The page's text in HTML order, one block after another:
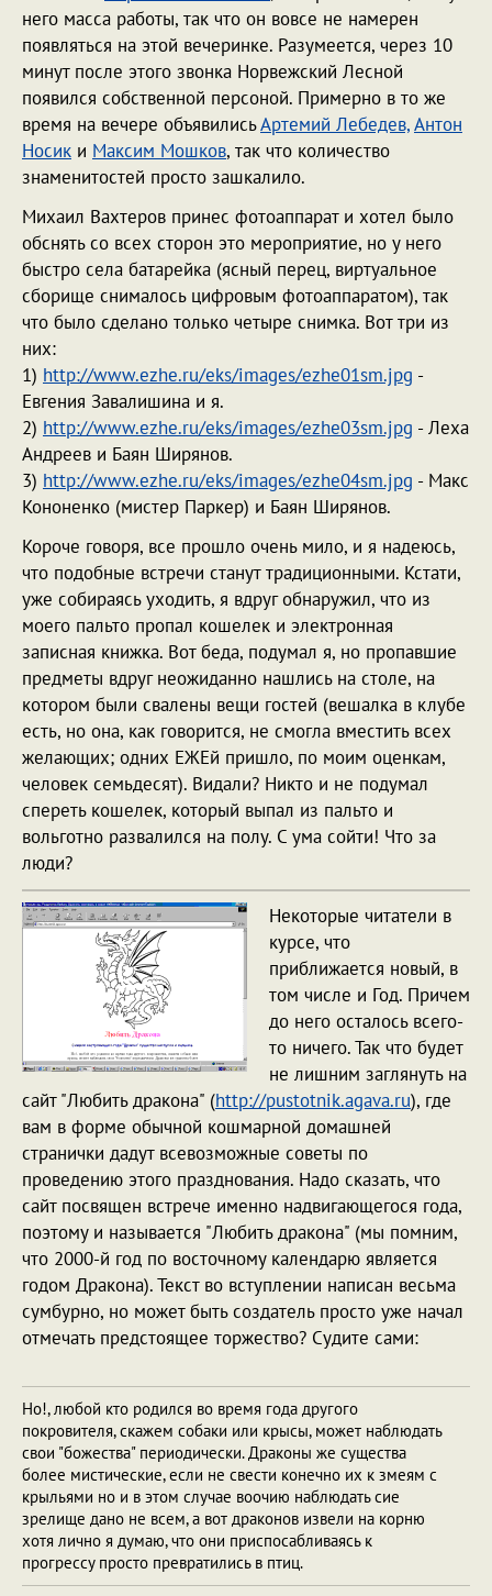
него масса работы, так что он вовсе не намерен
появляться на этой вечеринке. Разумеется, через 10
минут после этого звонка Норвежский Лесной
появился собственной персоной. Примерно в то же
время на вечере объявилисьАртемий Лебедев,Антон
Носик и Максим Мошков, так что количество
знаменитостей просто зашкалило.
Михаил Вахтеров принес фотоаппарат и хотел было
обснять со всех сторон это мероприятие, но у него
быстро села батарейка (ясный перец, виртуальное
сборище снималось цифровым фотоаппаратом), так
что было сделано только четыре снимка. Вот три из
них:
1) http://www.ezhe.ru/eks/images/ezhe01sm.jpg -
Евгения Завалишина и я.
2) http://www.ezhe.ru/eks/images/ezhe03sm.jpg - Леха
Андреев и Баян Ширянов.
3) http://www.ezhe.ru/eks/images/ezhe04sm.jpg - Макс
Кононенко (мистер Паркер) и Баян Ширянов.
Короче говоря, все прошло очень мило, и я надеюсь,
что подобные встречи станут традиционными. Кстати,
уже собираясь уходить, я вдруг обнаружил, что из
моего пальто пропал кошелек и электронная
записная книжка. Вот беда, подумал я, но пропавшие
предметы вдруг неожиданно нашлись на столе, на
котором были свалены вещи гостей (вешалка в клубе
есть, но она, как говорится, не смогла вместить всех
желающих; одних ЕЖЕй пришло, по моим оценкам,
человек семьдесят). Видали? Никто и не подумал
спереть кошелек, который выпал из пальто и
вольготно развалился на полу. С ума сойти! Что за
люди?
Некоторые читатели в
курсе, что
приближается новый, в
том числе и Год. Причем
до него осталось всего-
то ничего. Так что будет
не лишним заглянуть на
сайт "Любить дракона" (http://pustotnik.agava.ru), где
вам в форме обычной кошмарной домашней
странички дадут всевозможные советы по
проведению этого празднования. Надо сказать, что
сайт посвящен встрече именно надвигающегося года,
поэтому и называется "Любить дракона" (мы помним,
что 2000-й год по восточному календарю является
годом Дракона). Текст во вступлении написан весьма
сумбурно, но может быть создатель просто уже начал
отмечать предстоящее торжество? Судите сами:
Но!, любой кто родился во время года другого
покровителя, скажем собаки или крысы, может наблюдать
свои "божества" периодически. Драконы же существа
более мистические, если не свести конечно их к змеям с
крыльями но и в этом случае воочию наблюдать сие
зрелище дано не всем, а вот драконов извели на корню
хотя лично я думаю, что они приспосабливаясь к
прогрессу просто превратились в птиц.